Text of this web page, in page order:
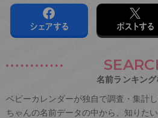
シェアする ポストする
名前ランキン
ベビーカレンダーが独自で調査・集計
ちゃんの名前データの中から、知りた